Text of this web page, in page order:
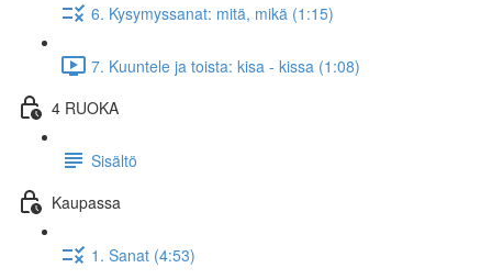
6. Kysymyssanat: mitä, mikä (1:15)
7. Kuuntele ja toista: kisa - kissa (1:08)
4 RUOKA
Sisältö
Kaupassa
1. Sanat (4:53)